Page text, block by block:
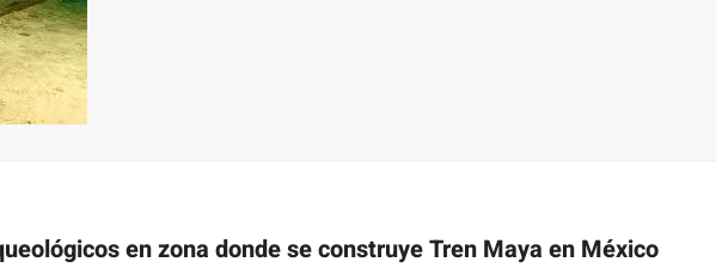
en zona donde se construye Tren Maya en México